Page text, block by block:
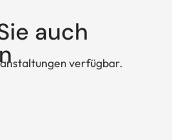
auch
verfügbar.